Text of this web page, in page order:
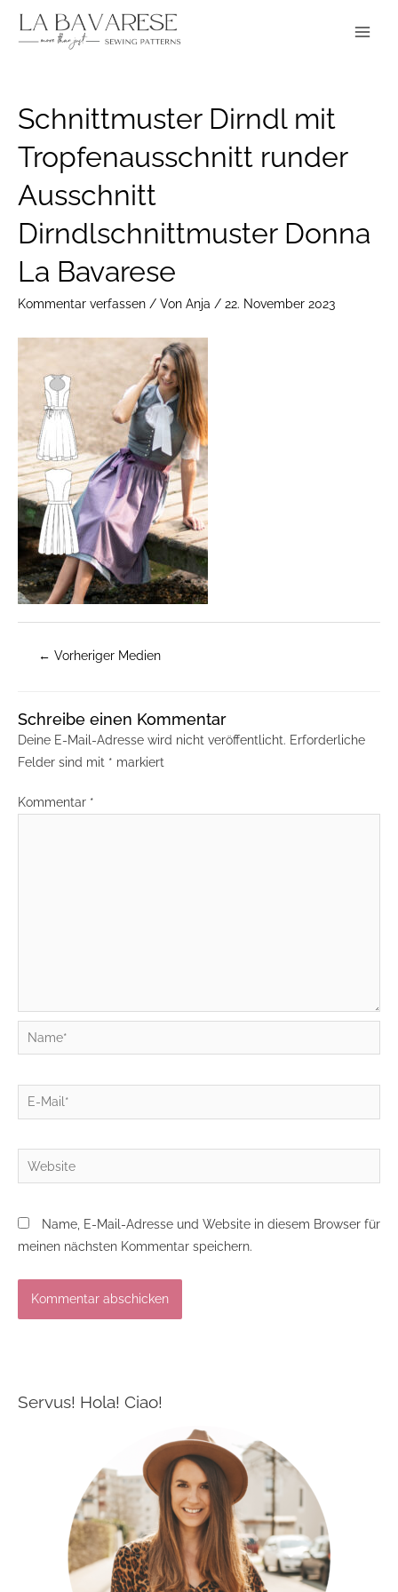
Inhalt
Schnittmuster Dirndl mit
Tropfenausschnitt runder
Ausschnitt
Dirndlschnittmuster Donna
La Bavarese
Kommentar verfassen / Von Anja / 22. November 2023
navigation
← Vorheriger Medien
Schreibe einen Kommentar
Deine E-Mail-Adresse wird nicht veröffentlicht. Erforderliche
Felder sind mit * markiert
Kommentar *
Name*
E-
Mail*
Website
Name, E-Mail-Adresse und Website in diesem Browser für
meinen nächsten Kommentar speichern.
Servus! Hola! Ciao!